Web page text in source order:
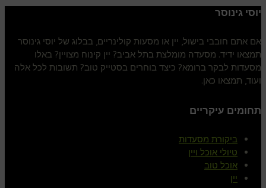
יוסי גינוסר
אם אתם חובבי בישול, יין או מסעות קולינריים, בבלוג של יוסי גינוסר
תמצאו ידיד. מסעדה מומלצת בתל אביב? יין קינוח מצויין? באלו
מסעדות לבקר ברומא? כיצד בוחרים בסטייק טוב? תשובות לכל אלה
ועוד, תמצאו כאן.
תחומים עיקריים
ביקורת מסעדות
טיולי אוכל ויין
אוכל טוב
יין